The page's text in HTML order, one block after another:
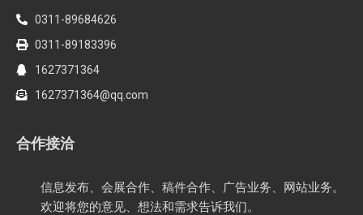
0311-89684626
0311-89183396
1627371364
1627371364@qq.com
合作接洽
信息发布、会展合作、稿件合作、广告业务、网站业务。
欢迎将您的意见、想法和需求告诉我们。